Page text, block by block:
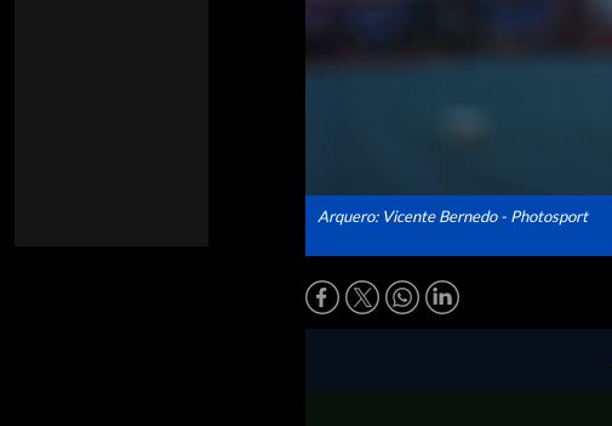
Arquero: Vicente Bernedo - Photosport